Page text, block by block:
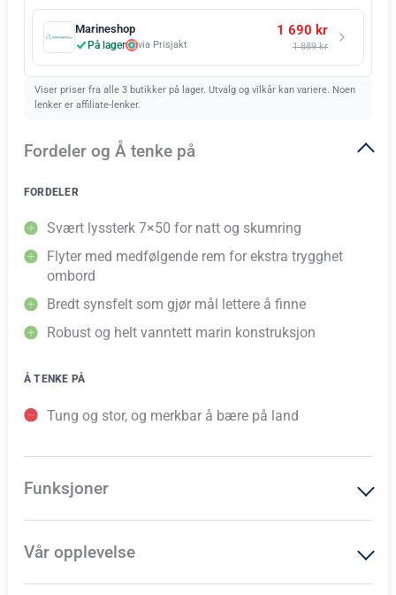
Marineshop
På lager via Prisjakt
1 690 kr
1 889 kr
Viser priser fra alle 3 butikker på lager. Utvalg og vilkår kan variere. Noen
lenker er affiliate-lenker.
Fordeler og Å tenke på
FORDELER
Svært lyssterk 7×50 for natt og skumring
Flyter med medfølgende rem for ekstra trygghet
ombord
Bredt synsfelt som gjør mål lettere å finne
Robust og helt vanntett marin konstruksjon
Å TENKE PÅ
Tung og stor, og merkbar å bære på land
Funksjoner
Vår opplevelse